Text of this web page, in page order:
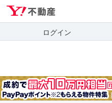
ログイン